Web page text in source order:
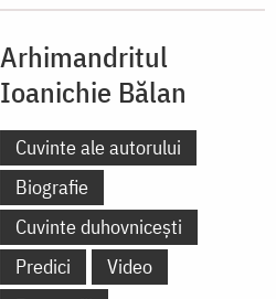
Arhimandritul
Ioanichie Bălan
Cuvinte ale autorului
Biografie
Cuvinte duhovnicești
Predici
Video